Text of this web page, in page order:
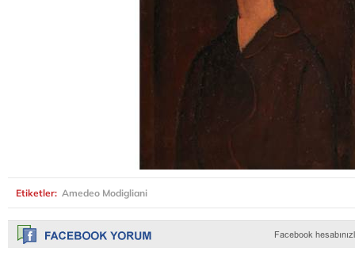
Etiketler: Amedeo Modigliani